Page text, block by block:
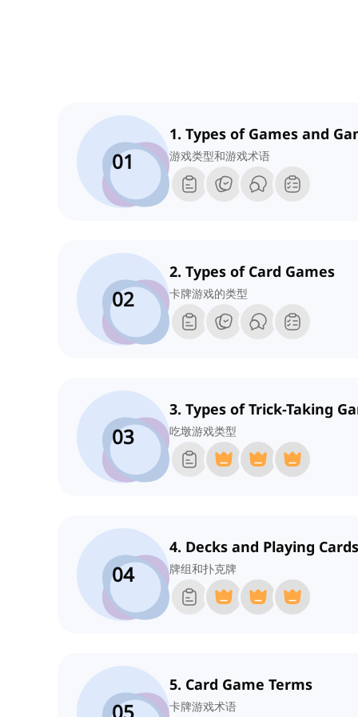
01
1. Types of Games and
游戏类型和游戏术语
02
2. Types of Card Games
卡牌游戏的类型
03
3. Types of Trick-Taking
吃墩游戏类型
04
4. Decks and Playing Cards
牌组和扑克牌
5. Card Game Terms
卡牌游戏术语